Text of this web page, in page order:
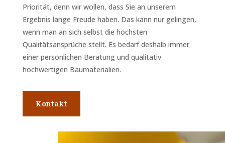
Priorität, denn wir wollen, dass Sie an unserem
Ergebnis lange Freude haben. Das kann nur gelingen,
wenn man an sich selbst die höchsten
Qualitätsansprüche stellt. Es bedarf deshalb immer
einer persönlichen Beratung und qualitativ
hochwertigen Baumaterialien.
Kontakt